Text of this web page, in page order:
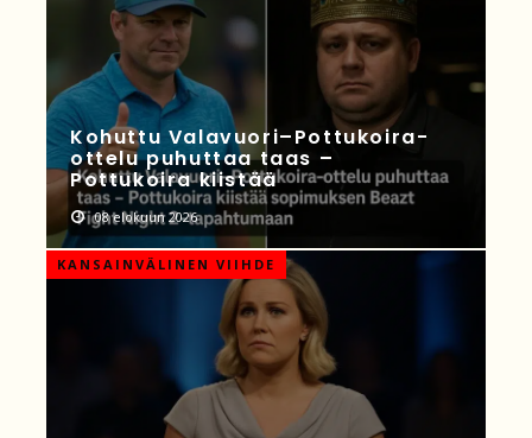
Kohuttu Valavuori–Pottukoira-
ottelu puhuttaa taas –
Pottukoira kiistää
08 elokuun 2026
KANSAINVÄLINEN VIIHDE